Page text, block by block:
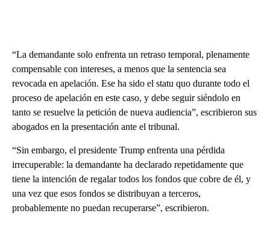
“La demandante solo enfrenta un retraso temporal, plenamente
compensable con intereses, a menos que la sentencia sea
revocada en apelación. Ese ha sido el statu quo durante todo el
proceso de apelación en este caso, y debe seguir siéndolo en
tanto se resuelve la petición de nueva audiencia”, escribieron sus
abogados en la presentación ante el tribunal.
“Sin embargo, el presidente Trump enfrenta una pérdida
irrecuperable: la demandante ha declarado repetidamente que
tiene la intención de regalar todos los fondos que cobre de él, y
una vez que esos fondos se distribuyan a terceros,
probablemente no puedan recuperarse”, escribieron.